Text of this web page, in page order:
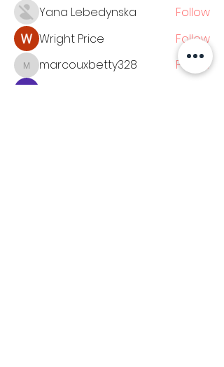
Yana Lebedynska
Follow
Wright Price
Follow
marcouxbetty328
marcouxbetty328
Follow